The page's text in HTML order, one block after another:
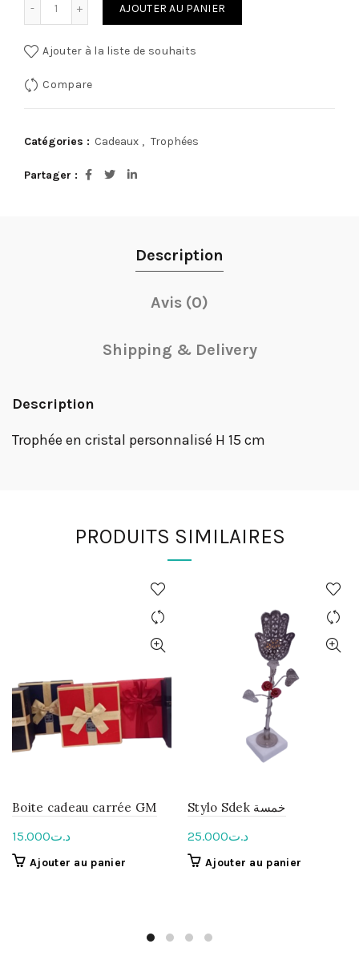
AJOUTER AU PANIER
Ajouter à la liste de souhaits
Compare
Catégories : Cadeaux , Trophées
Partager
Description
Avis (0)
Shipping & Delivery
Description
Trophée en cristal personnalisé H 15 cm
PRODUITS SIMILAIRES
Boite cadeau carrée GM
د.ت15.000
Ajouter au panier
Stylo Sdek خمسة
د.ت25.000
Ajouter au panier